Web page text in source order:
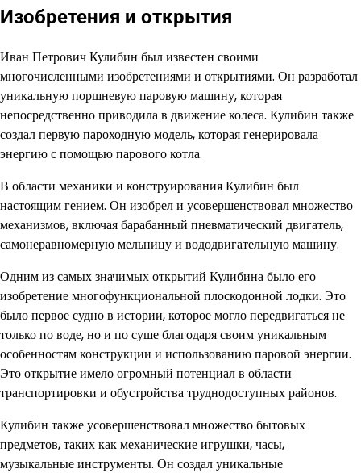
Изобретения и открытия
Иван Петрович Кулибин был известен своими
многочисленными изобретениями и открытиями. Он разработал
уникальную поршневую паровую машину, которая
непосредственно приводила в движение колеса. Кулибин также
создал первую пароходную модель, которая генерировала
энергию с помощью парового котла.
В области механики и конструирования Кулибин был
настоящим гением. Он изобрел и усовершенствовал множество
механизмов, включая барабанный пневматический двигатель,
самонеравномерную мельницу и вододвигательную машину.
Одним из самых значимых открытий Кулибина было его
изобретение многофункциональной плоскодонной лодки. Это
было первое судно в истории, которое могло передвигаться не
только по воде, но и по суше благодаря своим уникальным
особенностям конструкции и использованию паровой энергии.
Это открытие имело огромный потенциал в области
транспортировки и обустройства труднодоступных районов.
Кулибин также усовершенствовал множество бытовых
предметов, таких как механические игрушки, часы,
музыкальные инструменты. Он создал уникальные